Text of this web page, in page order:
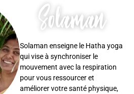
Solaman
Solaman enseigne le Hatha yoga
qui vise à synchroniser le
mouvement avec la respiration
pour vous ressourcer et
améliorer votre santé physique,